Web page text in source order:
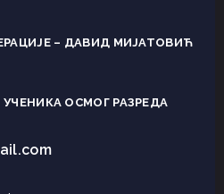
– ДАВИД МИЈАТОВИЋ
ОСМОГ РАЗРЕДА